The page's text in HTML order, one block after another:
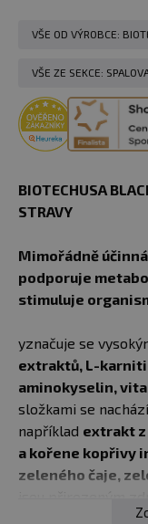
VŠE OD VÝROBCE:
VŠE ZE SEKCE:
BIOTECHUSA
STRAVY
Mimořádně
podporuje
stimuluje
yznačuje se
extraktů, L-
aminokyselin,
složkami se
například extrakt
a kořene kopřivy
zeleného čaje,
správně